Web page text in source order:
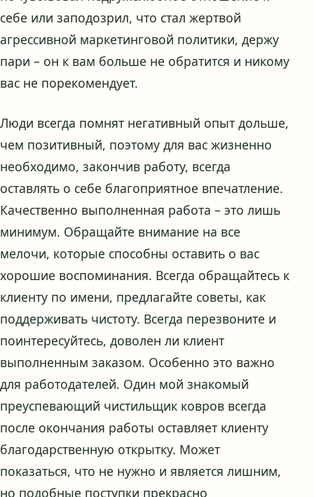
себе или заподозрил, что стал жертвой
агрессивной маркетинговой политики, держу
пари – он к вам больше не обратится и никому
вас не порекомендует.
Люди всегда помнят негативный опыт дольше,
чем позитивный, поэтому для вас жизненно
необходимо, закончив работу, всегда
оставлять о себе благоприятное впечатление.
Качественно выполненная работа – это лишь
минимум. Обращайте внимание на все
мелочи, которые способны оставить о вас
хорошие воспоминания. Всегда обращайтесь к
клиенту по имени, предлагайте советы, как
поддерживать чистоту. Всегда перезвоните и
поинтересуйтесь, доволен ли клиент
выполненным заказом. Особенно это важно
для работодателей. Один мой знакомый
преуспевающий чистильщик ковров всегда
после окончания работы оставляет клиенту
благодарственную открытку. Может
показаться, что не нужно и является лишним,
но подобные поступки прекрасно